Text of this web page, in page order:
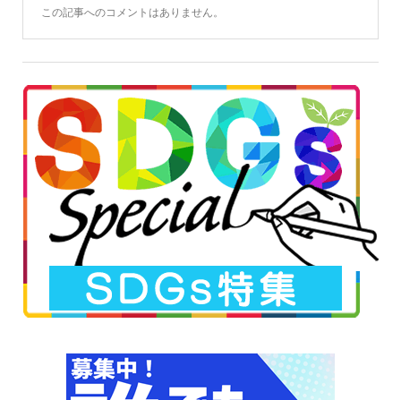
この記事へのコメントはありません。